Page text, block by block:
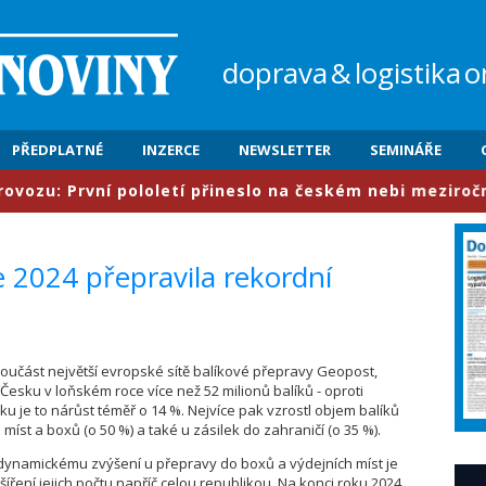
doprava&logistika
PŘEDPLATNÉ INZERCE NEWSLETTER SEMINÁŘE
pololetí přineslo na českém nebi meziročně
2024 přepravila rekordní
největší evropské sítě balíkové přepravy Geopost,
v loňském roce více než 52 milionů balíků - oproti
je to nárůst téměř o 14 %. Nejvíce pak vzrostl objem balíků
a boxů (o 50 %) a také u zásilek do zahraničí (o 35 %).
zvýšení u přepravy do boxů a výdejních míst je